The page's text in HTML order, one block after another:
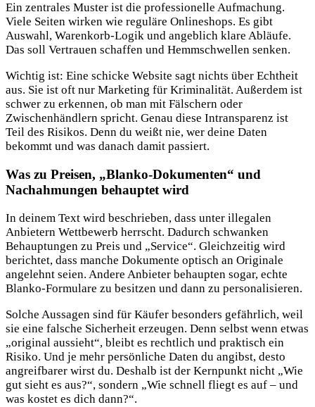
Ein zentrales Muster ist die professionelle Aufmachung.
Viele Seiten wirken wie reguläre Onlineshops. Es gibt
Auswahl, Warenkorb-Logik und angeblich klare Abläufe.
Das soll Vertrauen schaffen und Hemmschwellen senken.
Wichtig ist: Eine schicke Website sagt nichts über Echtheit
aus. Sie ist oft nur Marketing für Kriminalität. Außerdem ist
schwer zu erkennen, ob man mit Fälschern oder
Zwischenhändlern spricht. Genau diese Intransparenz ist
Teil des Risikos. Denn du weißt nie, wer deine Daten
bekommt und was danach damit passiert.
Was zu Preisen, „Blanko-Dokumenten“ und
Nachahmungen behauptet wird
In deinem Text wird beschrieben, dass unter illegalen
Anbietern Wettbewerb herrscht. Dadurch schwanken
Behauptungen zu Preis und „Service“. Gleichzeitig wird
berichtet, dass manche Dokumente optisch an Originale
angelehnt seien. Andere Anbieter behaupten sogar, echte
Blanko-Formulare zu besitzen und dann zu personalisieren.
Solche Aussagen sind für Käufer besonders gefährlich, weil
sie eine falsche Sicherheit erzeugen. Denn selbst wenn etwas
„original aussieht“, bleibt es rechtlich und praktisch ein
Risiko. Und je mehr persönliche Daten du angibst, desto
angreifbarer wirst du. Deshalb ist der Kernpunkt nicht „Wie
gut sieht es aus?“, sondern „Wie schnell fliegt es auf – und
was kostet es dich dann?“.